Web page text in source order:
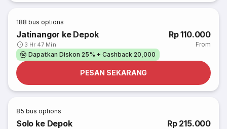
188 bus options
Jatinangor ke Depok
3 Hr 47 Min
Rp 110.000
From
Dapatkan Diskon 25% + Cashback 20,000
PESAN SEKARANG
85 bus options
Solo ke Depok Rp 215.000